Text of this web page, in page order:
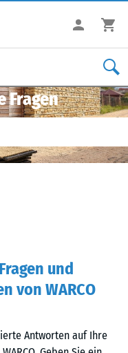
Fragen
und
von WARCO
Antworten auf Ihre